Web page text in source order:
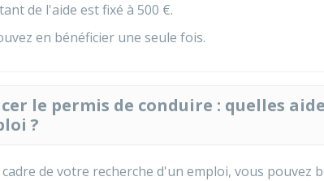
de l'aide est fixé à 500 €.
en bénéficier une seule fois.
le permis de conduire : quelles
?
cadre de votre recherche d'un emploi, vous pouvez